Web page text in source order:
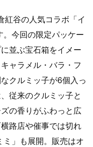
谷の人気コラボ「イ
今回の限定パッケー
並ぶ宝石箱をイメー
ャラメル・バラ・フ
クルミッ子が6個入っ
従来のクルミッ子と
の香りがふわっと広
路店や催事では切れ
」も展開。販売はオ